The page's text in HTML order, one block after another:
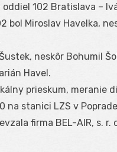
102 Bratislava –
bol Miroslav Havelka,
neskôr Bohumil
Havel.
prieskum, meranie
na stanici LZS v
firma BEL-AIR, s. r.